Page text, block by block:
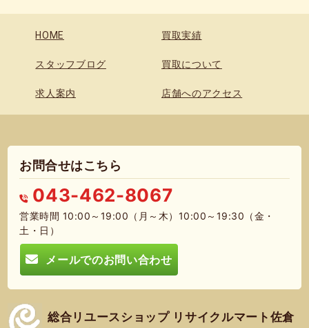
HOME 買取実績
スタッフブログ 買取について
求人案内 店舗へのアクセス
お問合せはこちら
043-462-8067
営業時間 10:00～19:00（月～木）10:00～19:30（金・
土・日）
メールでのお問い合わせ
総合リユースショップ リサイクルマート佐倉